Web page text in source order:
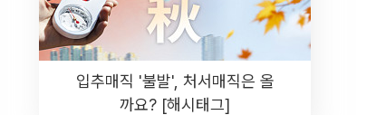
입추매직 '불발', 처서매직은 올
까요? [해시태그]